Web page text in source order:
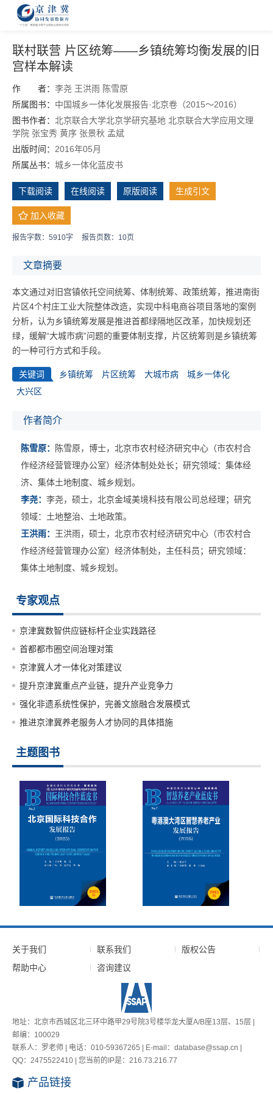
联村联营 片区统筹——乡镇统筹均衡发展的旧
宫样本解读
作 者： 李尧 王洪雨 陈雪原
所属图书： 中国城乡一体化发展报告·北京卷（2015～2016）
图书作者： 北京联合大学北京学研究基地 北京联合大学应用文理
学院 张宝秀 黄序 张景秋 孟斌
出版时间： 2016年05月
所属丛书： 城乡一体化蓝皮书
下载阅读 在线阅读 原版阅读 生成引文
加入收藏
报告字数：5910字 报告页数：10页
文章摘要
本文通过对旧宫镇依托空间统筹、体制统筹、政策统筹，推进南街
片区4个村庄工业大院整体改造，实现中科电商谷项目落地的案例
分析，认为乡镇统筹发展是推进首都绿隔地区改革，加快规划还
绿，缓解“大城市病”问题的重要体制支撑，片区统筹则是乡镇统筹
的一种可行方式和手段。
关键词 乡镇统筹 片区统筹 大城市病
城乡一体化
大兴区
作者简介
陈雪原：
陈雪原，博士，北京市农村经济研究中心（市农村合
作经济经营管理办公室）经济体制处处长；研究领域：集体经
济、集体土地制度、城乡规划。
李尧： 李尧，硕士，北京金域美境科技有限公司总经理；研究
领域：土地整治、土地政策。
王洪雨： 王洪雨，硕士，北京市农村经济研究中心（市农村合
作经济经营管理办公室）经济体制处，主任科员；研究领域：
集体土地制度、城乡规划。
专家观点
京津冀数智供应链标杆企业实践路径
首都都市圈空间治理对策
京津冀人才一体化对策建议
提升京津冀重点产业链，提升产业竞争力
强化非遗系统性保护，完善文旅融合发展模式
推进京津冀养老服务人才协同的具体措施
主题图书
关于我们 联系我们
版权公告
帮助中心
咨询建议
地址：北京市西城区北三环中路甲29号院3号楼华龙大厦A/B座13层、15层 |
邮编：100029
联系人：罗老师 | 电话：010-59367265 | E-mail：database@ssap.cn |
QQ：2475522410 | 您当前的IP是： 216.73.216.77
产品链接